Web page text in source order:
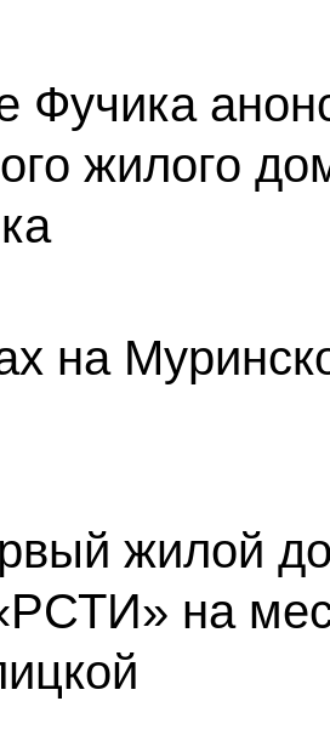
Фучика
жилого
на
жилой
на